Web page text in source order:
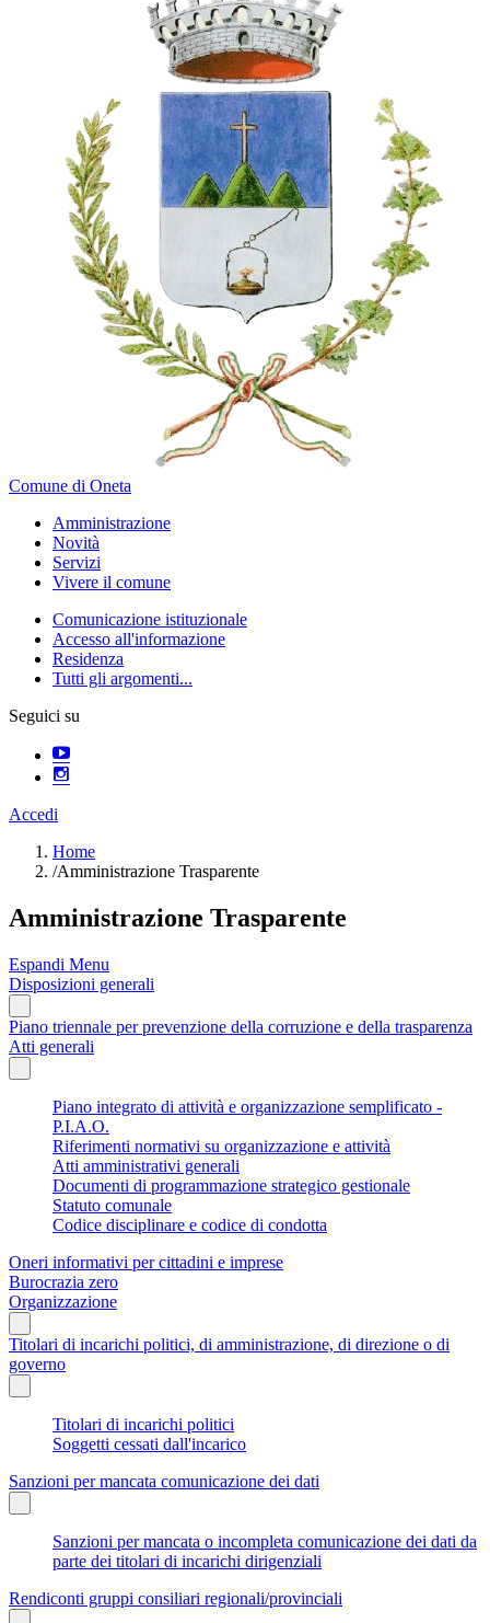
Comune di Oneta
Amministrazione
Novità
Servizi
Vivere il comune
Comunicazione istituzionale
Accesso all'informazione
Residenza
Tutti gli argomenti...
Seguici su
Accedi
Home
/Amministrazione Trasparente
Amministrazione Trasparente
Espandi Menu
Disposizioni generali
Piano triennale per prevenzione della corruzione e della trasparenza
Atti generali
Piano integrato di attività e organizzazione semplificato -
P.I.A.O.
Riferimenti normativi su organizzazione e attività
Atti amministrativi generali
Documenti di programmazione strategico gestionale
Statuto comunale
Codice disciplinare e codice di condotta
Oneri informativi per cittadini e imprese
Burocrazia zero
Organizzazione
Titolari di incarichi politici, di amministrazione, di direzione o di
governo
Titolari di incarichi politici
Soggetti cessati dall'incarico
Sanzioni per mancata comunicazione dei dati
Sanzioni per mancata o incompleta comunicazione dei dati da
parte dei titolari di incarichi dirigenziali
Rendiconti gruppi consiliari regionali/provinciali